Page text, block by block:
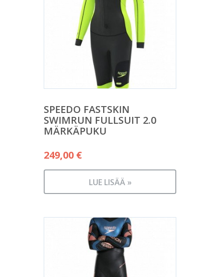
SPEEDO FASTSKIN
SWIMRUN FULLSUIT 2.0
MÄRKÄPUKU
249,00 €
LUE LISÄÄ »